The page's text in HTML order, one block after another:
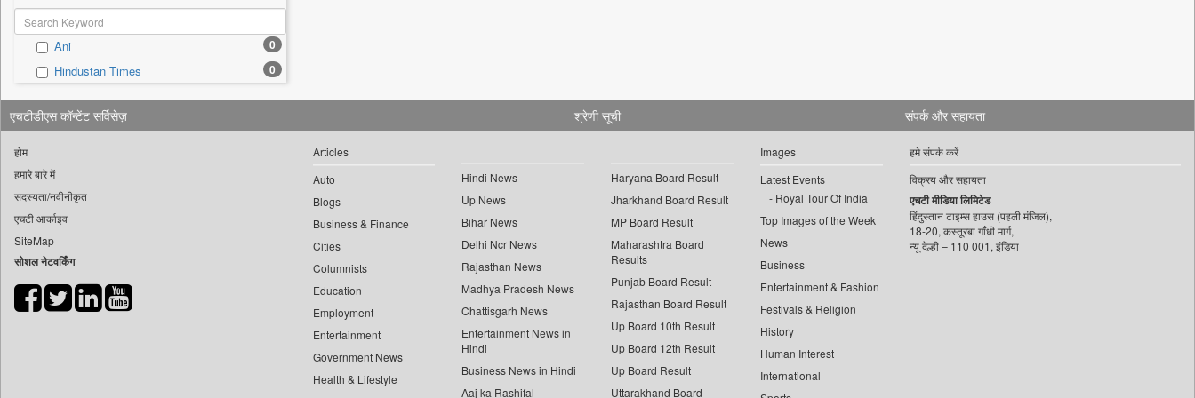
Ani 0
Hindustan Times 0
एचटीडीएस कॉन्टेंट सर्विसेज़
होम
हमारे बारे में
सदस्यता/नवीनीकृत
एचटी आर्काइव
SiteMap
सोशल नेटवर्किंग
श्रेणी सूची
Articles
Auto
Blogs
Business & Finance
Cities
Columnists
Education
Employment
Entertainment
Government News
Health & Lifestyle
Hindi News
Up News
Bihar News
Delhi Ncr News
Rajasthan News
Madhya Pradesh News
Chattisgarh News
Entertainment News in
Hindi
Business News in Hindi
Aaj ka Rashifal
Haryana Board Result
Jharkhand Board Result
MP Board Result
Maharashtra Board
Results
Punjab Board Result
Rajasthan Board Result
Up Board 10th Result
Up Board 12th Result
Up Board Result
Uttarakhand Board
Images
Latest Events
Royal Tour Of India
Top Images of the Week
News
Business
Entertainment & Fashion
Festivals & Religion
History
Human Interest
International
संपर्क और सहायता
हमे संपर्क करें
विक्रय और सहायता
एचटी मीडिया लिमिटेड
हिंदुस्तान टाइम्स हाउस (पहली मंजिल),
18-20, कस्तूरबा गाँधी मार्ग,
न्यू देल्ही – 110 001, इंडिया